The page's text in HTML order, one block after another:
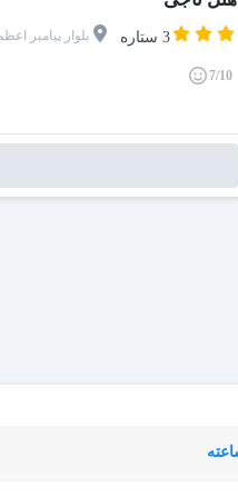
3 ستاره بلوار پیامبر
7/10